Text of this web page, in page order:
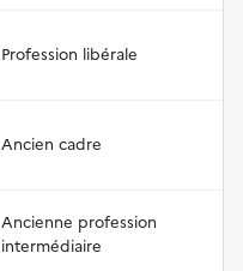
Profession libérale
Ancien cadre
Ancienne profession
intermédiaire